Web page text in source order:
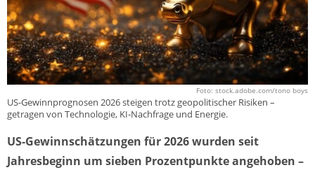
Foto: stock.adobe.com/tono boys
US-Gewinnprognosen 2026 steigen trotz geopolitischer Risiken –
getragen von Technologie, KI-Nachfrage und Energie.
US-Gewinnschätzungen für 2026 wurden seit
Jahresbeginn um sieben Prozentpunkte angehoben –